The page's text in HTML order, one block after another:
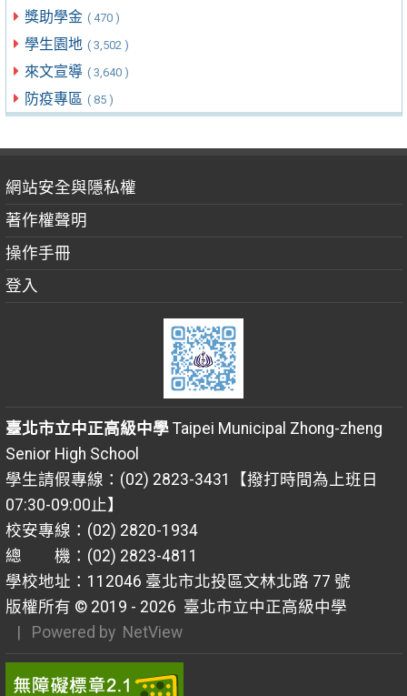
獎助學金 ( 470 )
學生園地 ( 3,502 )
來文宣導 ( 3,640 )
防疫專區 ( 85 )
網站安全與隱私權
著作權聲明
操作手冊
登入
臺北市立中正高級中學Taipei Municipal Zhong-zheng
Senior High School
學生請假專線：(02) 2823-3431【撥打時間為上班日
07:30-09:00止】
校安專線：(02) 2820-1934
總 機：(02) 2823-4811
學校地址：112046 臺北市北投區文林北路 77 號
版權所有 © 2019 - 2026 臺北市立中正高級中學
| Powered by NetView